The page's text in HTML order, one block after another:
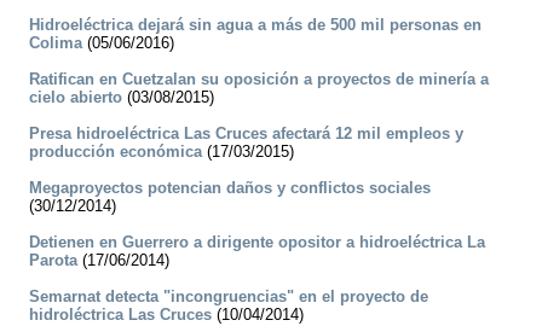
Hidroeléctrica dejará sin agua a más de 500 mil personas en
Colima(05/06/2016)
Ratifican en Cuetzalan su oposición a proyectos de minería a
cielo abierto (03/08/2015)
Presa hidroeléctrica Las Cruces afectará 12 mil empleos y
producción económica(17/03/2015)
Megaproyectos potencian daños y conflictos sociales
(30/12/2014)
Detienen en Guerrero a dirigente opositor a hidroeléctrica La
Parota(17/06/2014)
Semarnat detecta "incongruencias" en el proyecto de
hidroléctrica Las Cruces (10/04/2014)